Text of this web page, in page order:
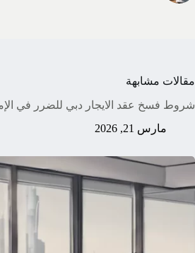
مقالات مشابهة
شروط فسخ عقد الايجار دبي للضرر في
مارس 21, 2026